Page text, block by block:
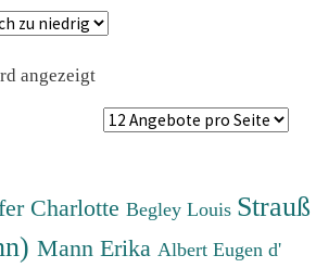
angezeigt
CharlotteBegley Louis Strauß
Mann Erika Albert Eugen d'